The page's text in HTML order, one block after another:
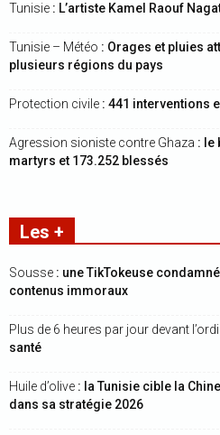
Tunisie : L’artiste Kamel Raouf
Tunisie – Météo : Orages et pluies
plusieurs régions du pays
Protection civile : 441 interventions
Agression sioniste contre Ghaza : le
martyrs et 173.252 blessés
Les +
Sousse : une TikTokeuse
contenus immoraux
Plus de 6 heures par jour devant
santé
Huile d’olive : la Tunisie cible la
dans sa stratégie 2026